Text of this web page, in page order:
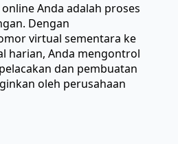
Anda adalah proses
Dengan
virtual sementara ke
harian, Anda mengontrol
dan pembuatan
oleh perusahaan